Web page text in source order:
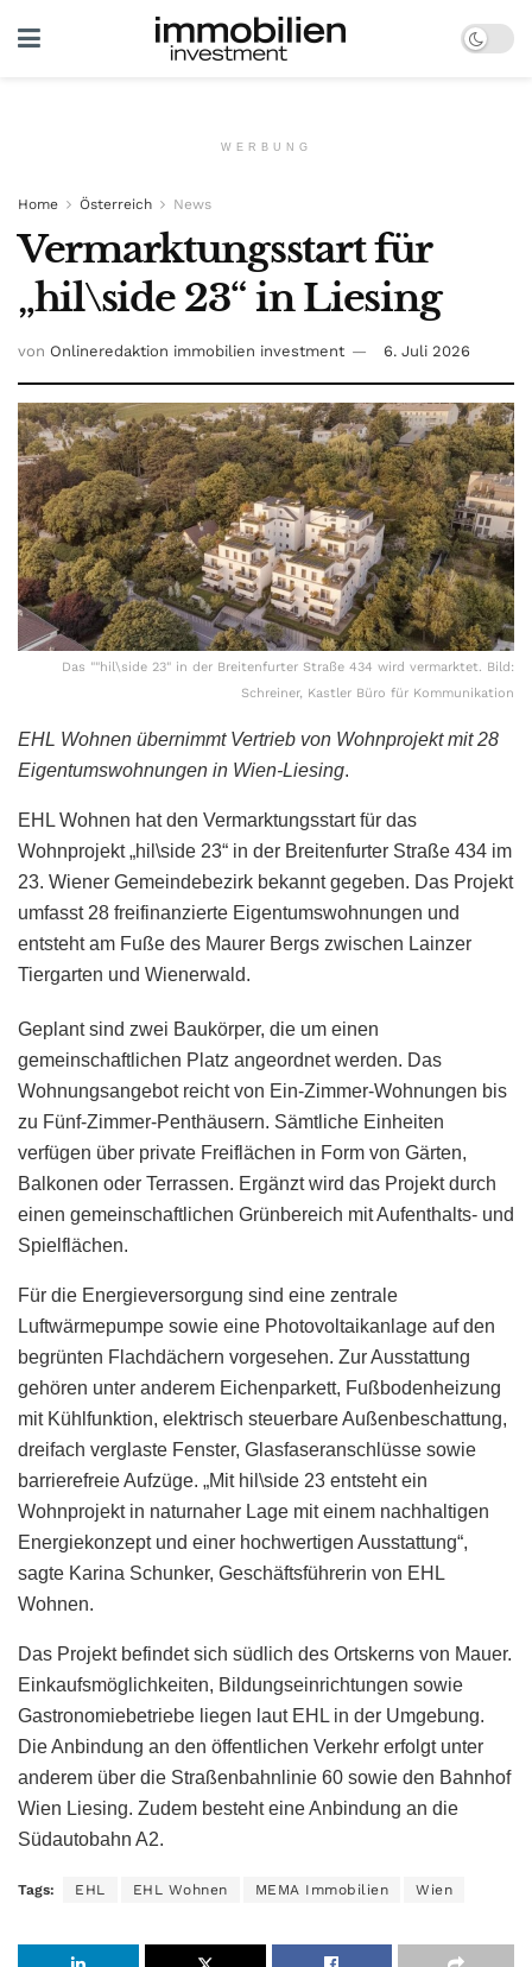
WERBUNG
Home Österreich News
Vermarktungsstart für
„hil\side 23“ in Liesing
von Onlineredaktion immobilien investment 6. Juli 2026
Das ""hil\side 23" in der Breitenfurter Straße 434 wird vermarktet. Bild:
Schreiner, Kastler Büro für Kommunikation
EHL Wohnen übernimmt Vertrieb von Wohnprojekt mit 28
Eigentumswohnungen in Wien-Liesing.
EHL Wohnen hat den Vermarktungsstart für das
Wohnprojekt „hil\side 23“ in der Breitenfurter Straße 434 im
23. Wiener Gemeindebezirk bekannt gegeben. Das Projekt
umfasst 28 freifinanzierte Eigentumswohnungen und
entsteht am Fuße des Maurer Bergs zwischen Lainzer
Tiergarten und Wienerwald.
Geplant sind zwei Baukörper, die um einen
gemeinschaftlichen Platz angeordnet werden. Das
Wohnungsangebot reicht von Ein-Zimmer-Wohnungen bis
zu Fünf-Zimmer-Penthäusern. Sämtliche Einheiten
verfügen über private Freiflächen in Form von Gärten,
Balkonen oder Terrassen. Ergänzt wird das Projekt durch
einen gemeinschaftlichen Grünbereich mit Aufenthalts- und
Spielflächen.
Für die Energieversorgung sind eine zentrale
Luftwärmepumpe sowie eine Photovoltaikanlage auf den
begrünten Flachdächern vorgesehen. Zur Ausstattung
gehören unter anderem Eichenparkett, Fußbodenheizung
mit Kühlfunktion, elektrisch steuerbare Außenbeschattung,
dreifach verglaste Fenster, Glasfaseranschlüsse sowie
barrierefreie Aufzüge. „Mit hil\side 23 entsteht ein
Wohnprojekt in naturnaher Lage mit einem nachhaltigen
Energiekonzept und einer hochwertigen Ausstattung“,
sagte Karina Schunker, Geschäftsführerin von EHL
Wohnen.
Das Projekt befindet sich südlich des Ortskerns von Mauer.
Einkaufsmöglichkeiten, Bildungseinrichtungen sowie
Gastronomiebetriebe liegen laut EHL in der Umgebung.
Die Anbindung an den öffentlichen Verkehr erfolgt unter
anderem über die Straßenbahnlinie 60 sowie den Bahnhof
Wien Liesing. Zudem besteht eine Anbindung an die
Südautobahn A2.
Tags: EHL EHL Wohnen MEMA Immobilien Wien